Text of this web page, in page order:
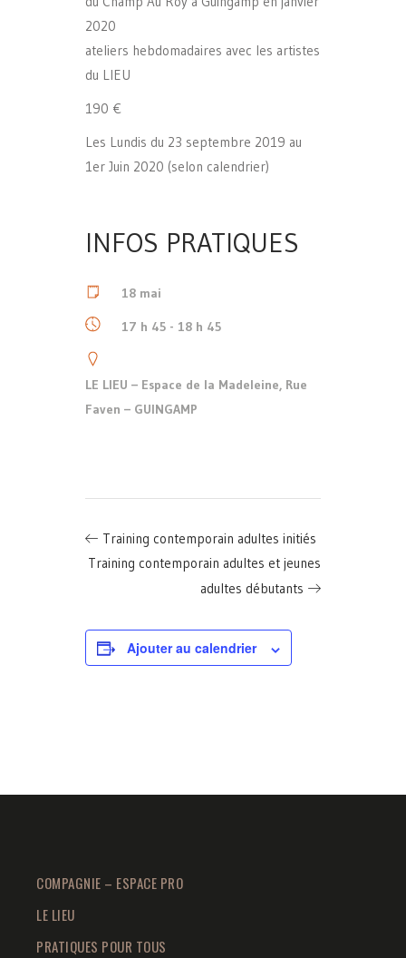
2020
ateliers hebdomadaires avec les artistes
du LIEU
190 €
Les Lundis du 23 septembre 2019 au
1er Juin 2020 (selon calendrier)
INFOS PRATIQUES
18 mai
17 h 45 - 18 h 45
LE LIEU – Espace de la Madeleine, Rue
Faven – GUINGAMP
Training contemporain adultes initiés
Training contemporain adultes et jeunes
adultes débutants
Ajouter au calendrier
COMPAGNIE – ESPACE PRO
LE LIEU
PRATIQUES POUR TOUS